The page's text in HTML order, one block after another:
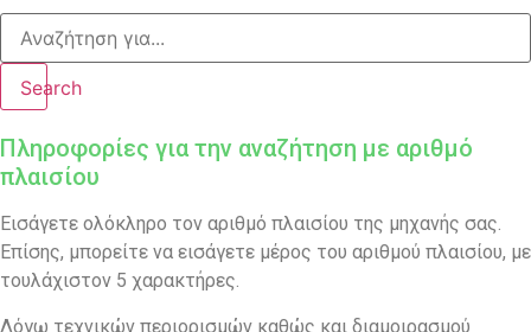
Search
Πληροφορίες για την αναζήτηση με αριθμό
πλαισίου
Εισάγετε ολόκληρο τον αριθμό πλαισίου της μηχανής σας.
Επίσης, μπορείτε να εισάγετε μέρος του αριθμού πλαισίου, με
τουλάχιστον 5 χαρακτήρες.
Λόγω τεχνικών περιορισμών καθώς και διαμοιρασμού